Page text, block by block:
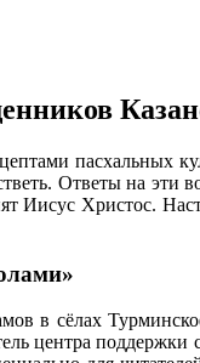
пасхальных
Ответы на
Иисус Христос.
в сёлах
центра